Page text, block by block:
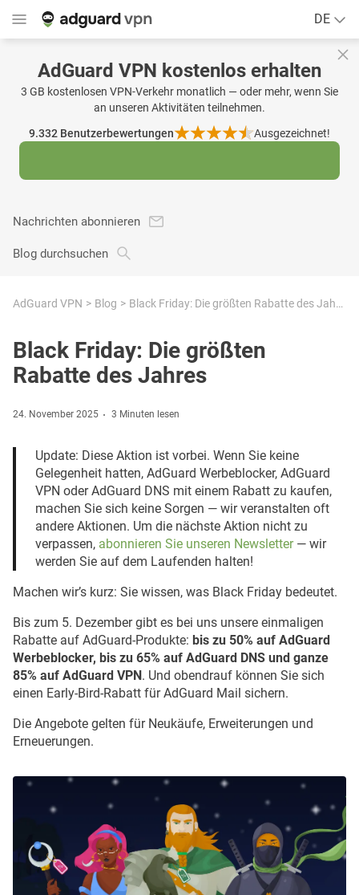
DE
AdGuard VPN kostenlos erhalten
3 GB kostenlosen VPN-Verkehr monatlich — oder mehr, wenn Sie
an unseren Aktivitäten teilnehmen.
9.332 Benutzerbewertungen Ausgezeichnet!
Nachrichten abonnieren
Blog durchsuchen
AdGuard VPN Blog Black Friday: Die größten Rabatte des Jahres
Black Friday: Die größten
Rabatte des Jahres
24. November 2025 3 Minuten lesen
Update: Diese Aktion ist vorbei. Wenn Sie keine
Gelegenheit hatten, AdGuard Werbeblocker, AdGuard
VPN oder AdGuard DNS mit einem Rabatt zu kaufen,
machen Sie sich keine Sorgen — wir veranstalten oft
andere Aktionen. Um die nächste Aktion nicht zu
verpassen, abonnieren Sie unseren Newsletter— wir
werden Sie auf dem Laufenden halten!
Machen wir’s kurz: Sie wissen, was Black Friday bedeutet.
Bis zum 5. Dezember gibt es bei uns unsere einmaligen
Rabatte auf AdGuard-Produkte: bis zu 50% auf AdGuard
Werbeblocker, bis zu 65% auf AdGuard DNS und ganze
85% auf AdGuard VPN. Und obendrauf können Sie sich
einen Early-Bird-Rabatt für AdGuard Mail sichern.
Die Angebote gelten für Neukäufe, Erweiterungen und
Erneuerungen.